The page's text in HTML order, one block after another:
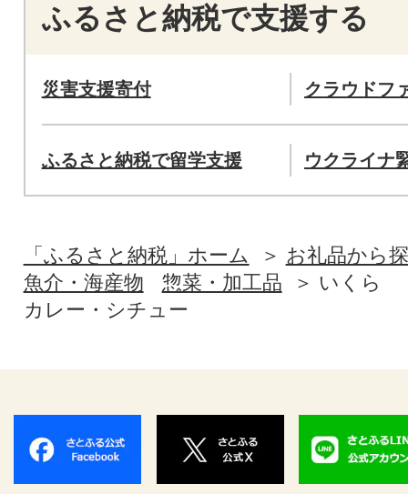
ふるさと納税で支援する
災害支援寄付 クラウドフ
ふるさと納税で留学支援 ウクライナ
「ふるさと納税」ホーム
お礼品から
魚介・海産物
惣菜・加工品
いくら
カレー・シチュー